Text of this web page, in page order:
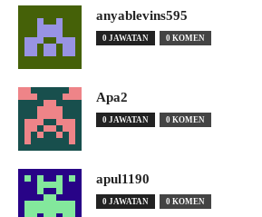
anyablevins595
0 JAWATAN 0 KOMEN
Apa2
0 JAWATAN 0 KOMEN
apul1190
0 JAWATAN 0 KOMEN